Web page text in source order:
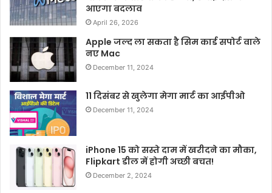
आएगा बदलाव
April 26, 2026
Apple जल्द ला सकता है सिम कार्ड सपोर्ट वाले
नए Mac
December 11, 2024
11 दिसंबर से खुलेगा मेगा मार्ट का आईपीओ
December 11, 2024
iPhone 15 को सस्ते दाम में खरीदने का मौका,
Flipkart डील में होगी अच्छी बचत!
December 2, 2024